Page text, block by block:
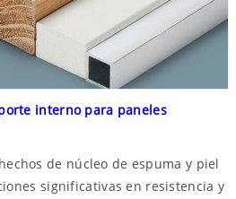
interno para paneles
de núcleo de espuma y piel
significativas en resistencia y